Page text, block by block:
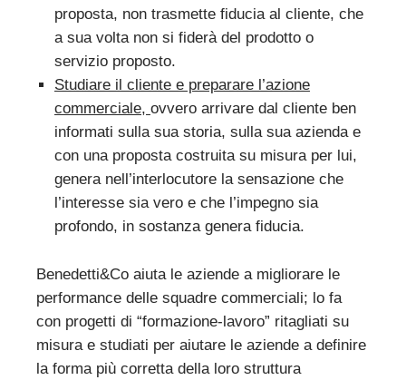
proposta, non trasmette fiducia al cliente, che
a sua volta non si fiderà del prodotto o
servizio proposto.
Studiare il cliente e preparare l’azione
commerciale, ovvero arrivare dal cliente ben
informati sulla sua storia, sulla sua azienda e
con una proposta costruita su misura per lui,
genera nell’interlocutore la sensazione che
l’interesse sia vero e che l’impegno sia
profondo, in sostanza genera fiducia.
Benedetti&Co aiuta le aziende a migliorare le
performance delle squadre commerciali; lo fa
con progetti di “formazione-lavoro” ritagliati su
misura e studiati per aiutare le aziende a definire
la forma più corretta della loro struttura